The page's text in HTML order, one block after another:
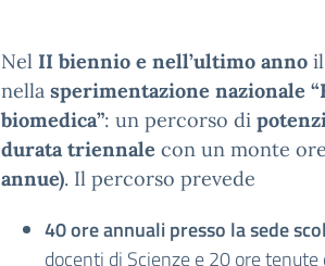
Nel II biennio e nell’ultimo anno
nella sperimentazione nazionale
biomedica”: un percorso di
durata triennale con un monte
annue). Il percorso prevede
40 ore annuali presso la sede
docenti di Scienze e 20 ore